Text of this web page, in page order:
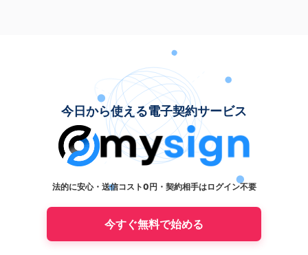
今日から使える電子契約サービス
法的に安心・送信コスト0円・契約相手はログイン不要
今すぐ無料で始める